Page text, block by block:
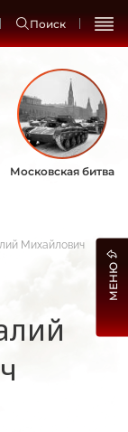
Поиск
Московская битва
Михайлович
МЕНЮ